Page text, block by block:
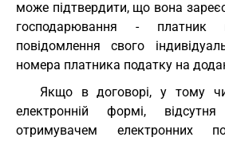
може підтвердити, що вона
господарювання - платник
повідомлення свого
номера платника податку на
Якщо в договорі, у тому
електронній формі,
отримувачем електронних